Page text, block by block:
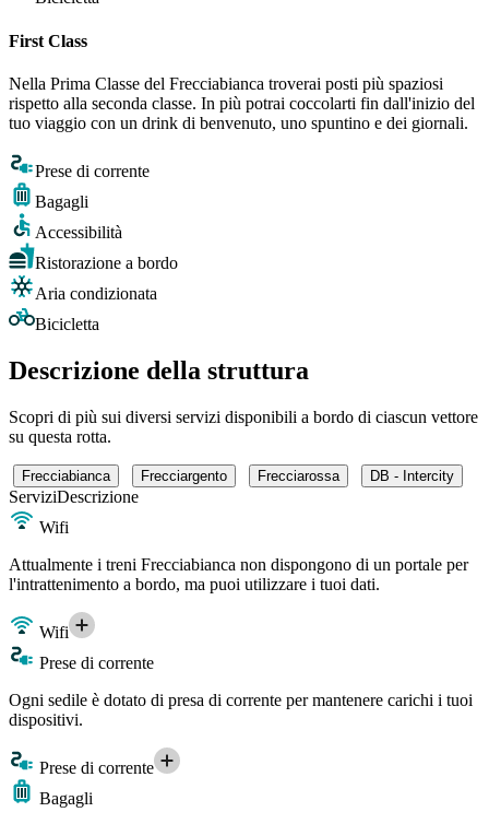
First Class
Nella Prima Classe del Frecciabianca troverai posti più spaziosi
rispetto alla seconda classe. In più potrai coccolarti fin dall'inizio del
tuo viaggio con un drink di benvenuto, uno spuntino e dei giornali.
Prese di corrente
Bagagli
Accessibilità
Ristorazione a bordo
Aria condizionata
Bicicletta
Descrizione della struttura
Scopri di più sui diversi servizi disponibili a bordo di ciascun vettore
su questa rotta.
Frecciabianca Frecciargento Frecciarossa DB - Intercity
ServiziDescrizione
Wifi
Attualmente i treni Frecciabianca non dispongono di un portale per
l'intrattenimento a bordo, ma puoi utilizzare i tuoi dati.
Wifi
Prese di corrente
Ogni sedile è dotato di presa di corrente per mantenere carichi i tuoi
dispositivi.
Prese di corrente
Bagagli